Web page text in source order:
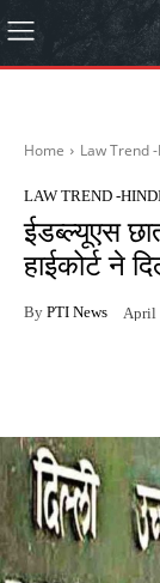
Home Law Trend
LAW TREND -
ईडब्ल्यूएस
हाईकोर्ट ने
By PTI News April